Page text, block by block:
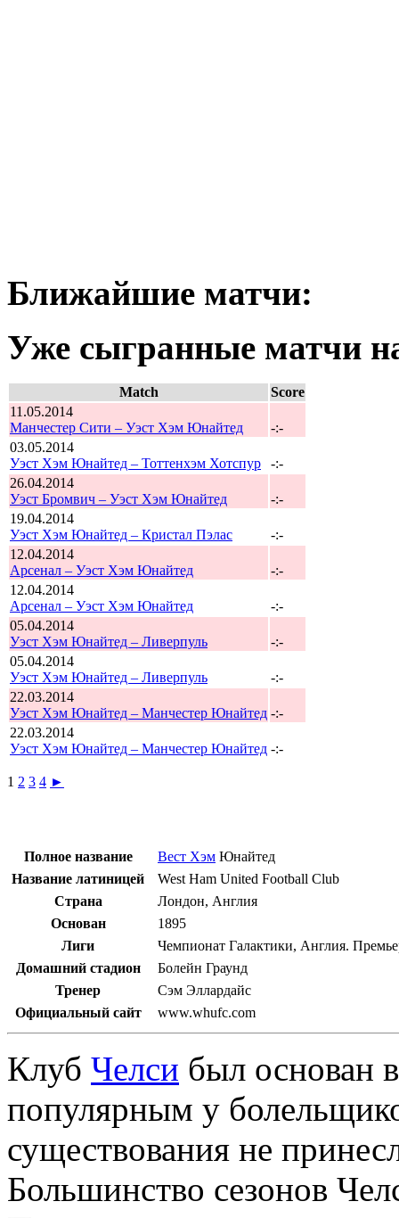
Ближайшие матчи:
Уже сыгранные матчи
Match
Score
11.05.2014
Манчестер Сити – Уэст Хэм Юнайтед
-:-
03.05.2014
Уэст Хэм Юнайтед – Тоттенхэм Хотспур
-:-
26.04.2014
Уэст Бромвич – Уэст Хэм Юнайтед
-:-
19.04.2014
Уэст Хэм Юнайтед – Кристал Пэлас
-:-
12.04.2014
Арсенал – Уэст Хэм Юнайтед
-:-
12.04.2014
Арсенал – Уэст Хэм Юнайтед
-:-
05.04.2014
Уэст Хэм Юнайтед – Ливерпуль
-:-
05.04.2014
Уэст Хэм Юнайтед – Ливерпуль
-:-
22.03.2014
Уэст Хэм Юнайтед – Манчестер Юнайтед -:-
22.03.2014
Уэст Хэм Юнайтед – Манчестер Юнайтед -:-
1 2 3 4 ►
Полное название Вест Хэм Юнайтед
Название латиницей
West Ham United Football Club
Страна
Лондон, Англия
Основан
1895
Лиги
Чемпионат Галактики, Англия.
Домашний стадион
Болейн Граунд
Тренер
Сэм Эллардайс
Официальный сайт
www.whufc.com
Клуб Челси был основан
популярным у
существования не
Большинство сезонов